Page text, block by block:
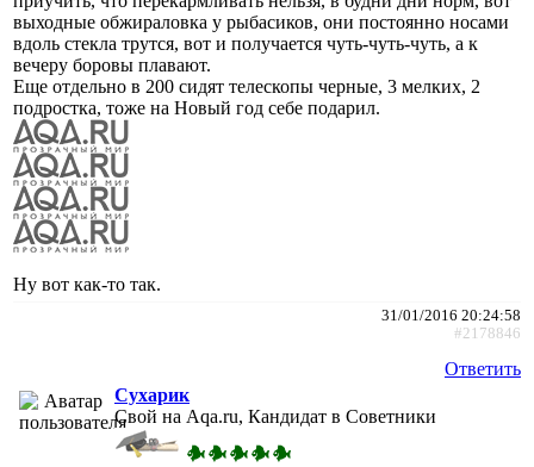
выходные обжираловка у рыбасиков, они постоянно носами
вдоль стекла трутся, вот и получается чуть-чуть-чуть, а к
вечеру боровы плавают.
Еще отдельно в 200 сидят телескопы черные, 3 мелких, 2
подростка, тоже на Новый год себе подарил.
Ну вот как-то так.
31/01/2016 20:24:58
#2178846
Ответить
Сухарик
Свой на Aqa.ru, Кандидат в Советники